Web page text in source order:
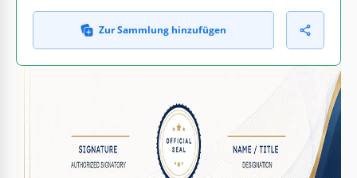
Zur Sammlung hinzufügen
Editierbare Überschriften und Textstile
Fertig zum Ausfüllen der Abschnitte